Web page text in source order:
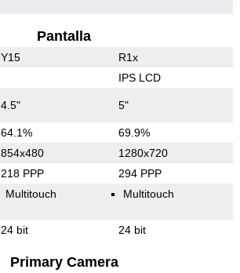
Pantalla
Y15 R1x
IPS LCD
4.5" 5"
64.1% 69.9%
854x480 1280x720
218 PPP 294 PPP
Multitouch Multitouch
24 bit 24 bit
Primary Camera